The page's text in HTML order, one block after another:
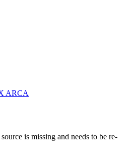
ARCA
is missing and needs to be re-